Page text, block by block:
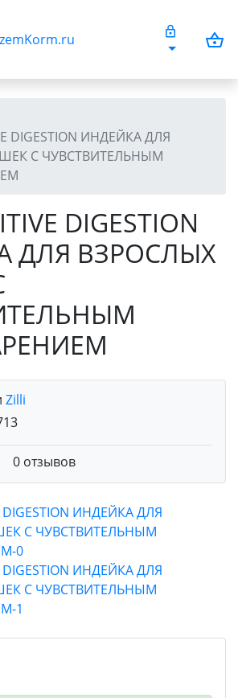
DIGESTION ИНДЕЙКА ДЛЯ
С ЧУВСТВИТЕЛЬНЫМ
DIGESTION
ДЛЯ ВЗРОСЛЫХ
Zilli
0 отзывов